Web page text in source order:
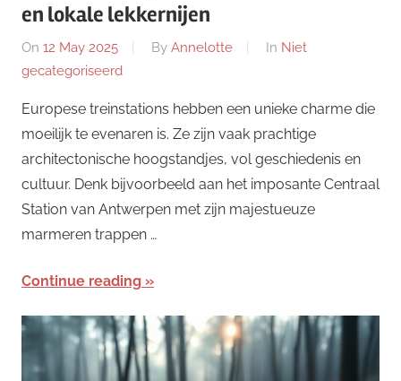
en lokale lekkernijen
On 12 May 2025 By Annelotte In Niet
gecategoriseerd
Europese treinstations hebben een unieke charme die
moeilijk te evenaren is. Ze zijn vaak prachtige
architectonische hoogstandjes, vol geschiedenis en
cultuur. Denk bijvoorbeeld aan het imposante Centraal
Station van Antwerpen met zijn majestueuze
marmeren trappen …
Continue reading